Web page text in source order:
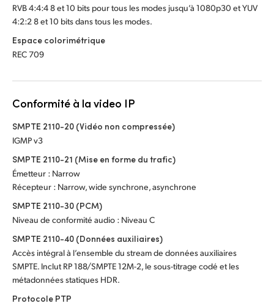
RVB 4:4:4 8 et 10 bits pour tous les modes jusqu’à 1080p30 et YUV
4:2:2 8 et 10 bits dans tous les modes.
Espace colorimétrique
REC 709
Conformité à la video IP
SMPTE 2110-20 (Vidéo non compressée)
IGMP v3
SMPTE 2110-21 (Mise en forme du trafic)
Émetteur : Narrow
Récepteur : Narrow, wide synchrone, asynchrone
SMPTE 2110-30 (PCM)
Niveau de conformité audio : Niveau C
SMPTE 2110-40 (Données auxiliaires)
Accès intégral à l’ensemble du stream de données auxiliaires
SMPTE. Inclut RP 188/SMPTE 12M-2, le sous-titrage codé et les
métadonnées statiques HDR.
Protocole PTP